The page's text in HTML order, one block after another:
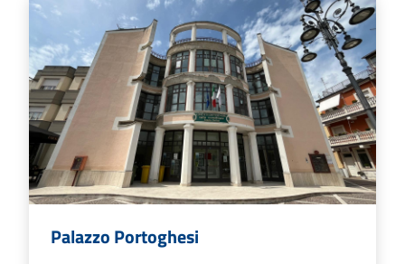
Palazzo Portoghesi